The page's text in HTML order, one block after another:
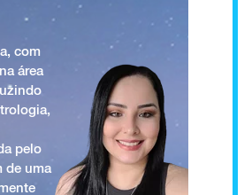
com
área
pelo
de uma